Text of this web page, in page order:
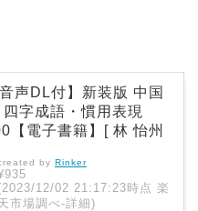
音声DL付】新装版 中国
四字成語・慣用表現
【電子書籍】[ 林 怡州
by Rinker
12/02 21:17:23時点 楽
市場調べ-詳細)